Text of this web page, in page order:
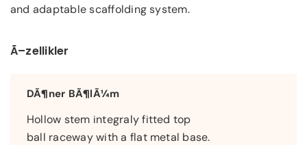
and adaptable scaffolding system.
Ã–zellikler
DÃ¶ner BÃ¶lÃ¼m
Hollow stem integraly fitted top
ball raceway with a flat metal base.